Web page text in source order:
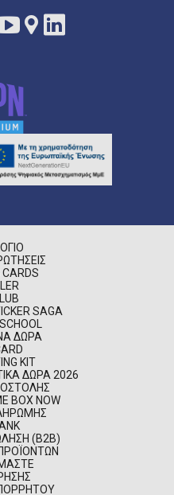
CARDS
SAGA
ΔΏΡΑ
KIT
ΔΏΡΑ 2026
BOX NOW
(B2B)